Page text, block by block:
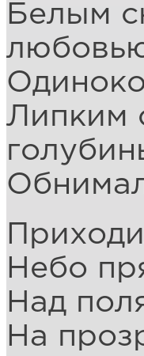
Белым
Липким
Небо
Над
На